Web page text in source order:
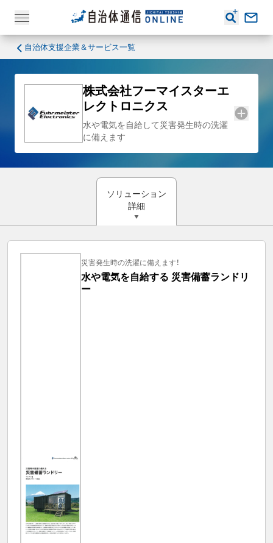
自治体支援企業＆サービス一覧
株式会社フーマイスターエ
レクトロニクス
水や電気を自給して災害発生時の洗濯
に備えます
ソリューション
詳細
災害発生時の洗濯に備えます！
水や電気を自給する 災害備蓄ランドリ
ー